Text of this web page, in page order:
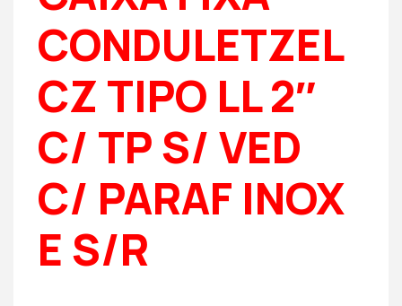
CONDULETZEL
CZ TIPO LL 2″
C/ TP S/ VED
C/ PARAF INOX
E S/R